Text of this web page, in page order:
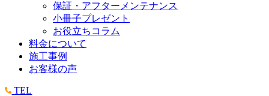
保証・アフターメンテナンス
小冊子プレゼント
お役立ちコラム
料金について
施工事例
お客様の声
TEL